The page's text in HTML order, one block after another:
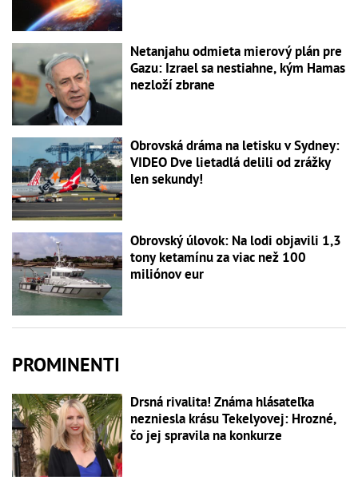
Netanjahu odmieta mierový plán pre
Gazu: Izrael sa nestiahne, kým Hamas
nezloží zbrane
Obrovská dráma na letisku v Sydney:
VIDEO Dve lietadlá delili od zrážky
len sekundy!
Obrovský úlovok: Na lodi objavili 1,3
tony ketamínu za viac než 100
miliónov eur
PROMINENTI
Drsná rivalita! Známa hlásateľka
nezniesla krásu Tekelyovej: Hrozné,
čo jej spravila na konkurze